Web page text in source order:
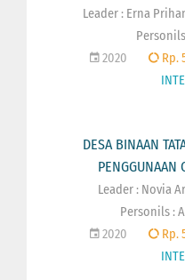
Leader : Erna
2020 Rp.
DESA BINAAN
PENGGUNAAN
Leader : Novia
Personils :
2020 Rp.